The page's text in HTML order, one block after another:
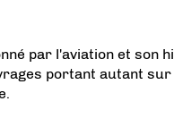
par l'aviation et son
portant autant